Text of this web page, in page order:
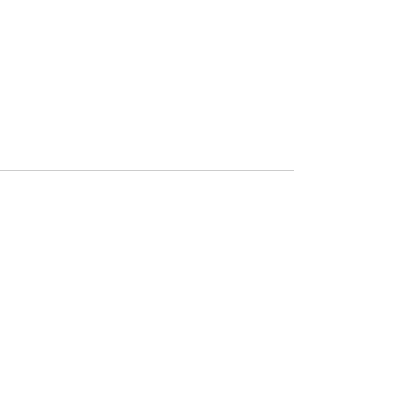
în interiorul acestora. Autoarea sparge
mecanismelor care se află la baza
tuturor noua știință a iubirii și ce
și „a-și găsi calea”. De aceea am
și durabilă.”